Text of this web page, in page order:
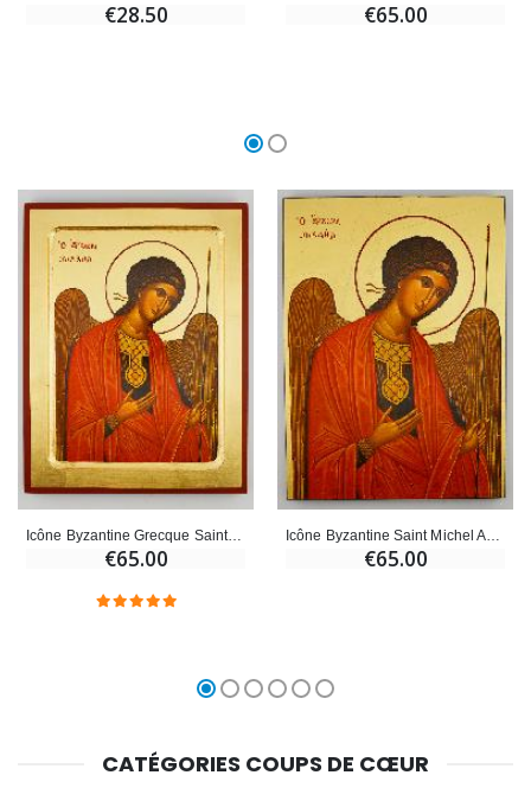
€28.50 €65.00
Icône Byzantine Grecque Saint Michel Archange - 22 cm
€65.00
Icône Byzantine Saint Michel Archange Rouge - 25 cm
€65.00
CATÉGORIES COUPS DE CŒUR